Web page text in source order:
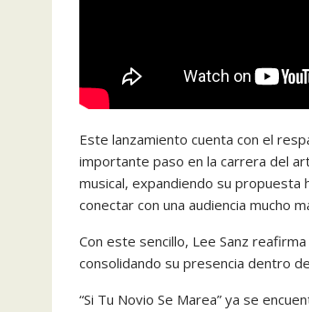
Este lanzamiento cuenta con el
importante paso en la carrera del
musical, expandiendo su propuesta
conectar con una audiencia mucho
Con este sencillo, Lee Sanz
consolidando su presencia dentro
“Si Tu Novio Se Marea” ya se